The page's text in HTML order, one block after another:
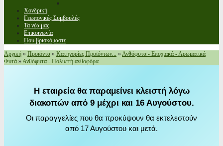
Χονδρική
Γεωπονικές Συμβουλές
Τα νέα μας
Επικοινωνία
Που βρισκόμαστε
Αρχική » Προϊόντα » Κατηγορίες Προϊόντων... »Ανθόφυτα - Εποχιακά - Αρωματικά
Φυτά »Ανθόφυτα - Πολυετή ανθοφόρα
Η εταιρεία θα παραμείνει κλειστή λόγω
διακοπών από 9 μέχρι και 16 Αυγούστου.
Οι παραγγελίες που θα προκύψουν θα εκτελεστούν
από 17 Αυγούστου και μετά.